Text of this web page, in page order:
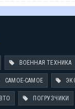
ВОЕННАЯ ТЕХНИКА
САМОЕ-САМОЕ
ПОГРУЗЧИКИ